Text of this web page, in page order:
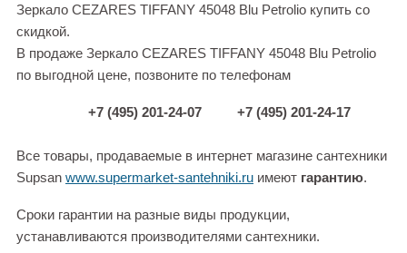
Зеркало CEZARES TIFFANY 45048 Blu Petrolio купить со
скидкой.
В продаже Зеркало CEZARES TIFFANY 45048 Blu Petrolio
по выгодной цене, позвоните по телефонам
+7 (495) 201-24-07 +7 (495) 201-24-17
Все товары, продаваемые в интернет магазине сантехники
Supsan www.supermarket-santehniki.ru имеют гарантию.
Сроки гарантии на разные виды продукции,
устанавливаются производителями сантехники.